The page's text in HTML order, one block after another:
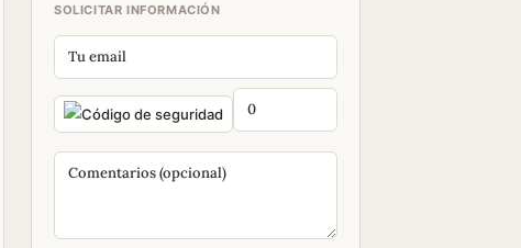
SOLICITAR INFORMACIÓN